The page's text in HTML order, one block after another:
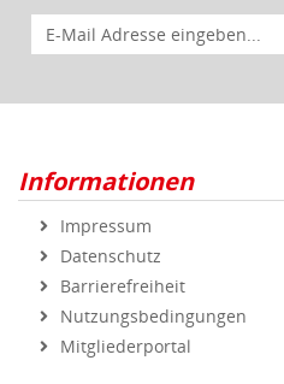
E-Mail für Newsletteranmeldung
Informationen
Impressum
Datenschutz
Barrierefreiheit
Nutzungsbedingungen
Mitgliederportal